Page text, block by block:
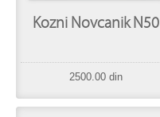
Kozni Novcanik N50
2500.00 din